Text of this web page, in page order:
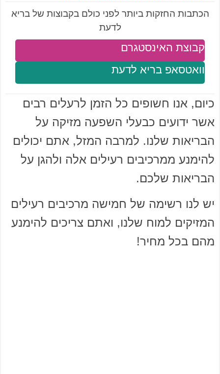
הכתבות החזקות ביותר לפני כולם בקבוצות של בריא
לדעת
וואטסאפ בריא לדעת
קבוצת האינסטגרם
כיום, אנו חשופים כל הזמן לרעלים רבים
אשר ידועים כבעלי השפעה מזיקה על
הבריאות שלנו. למרבה המזל, אתם יכולים
להימנע ממרכיבים רעילים אלה ולהגן על
הבריאות שלכם.
יש לנו רשימה של חמישה מרכיבים רעילים
המזיקים למוח שלנו, ואתם צריכים להימנע
מהם בכל מחיר!